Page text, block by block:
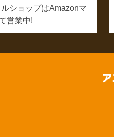
ショップはAmazonマ
営業中!